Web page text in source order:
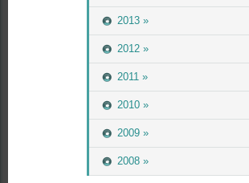
2013 »
2012 »
2011 »
2010 »
2009 »
2008 »